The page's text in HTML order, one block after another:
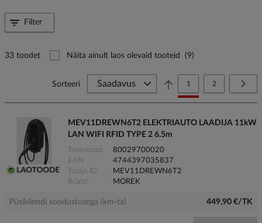
33 toodet Näita ainult laos olevaid tooteid (9)
PageYou're currently reading
1 Page
2
Sorteeri
MEV11DREWN6T2 ELEKTRIAUTO LAADIJA 11kW
LAN WIFI RFID TYPE 2 6.5m
Tootekood
80029700020
EAN
4744397035837
Tootja ID
MEV11DREWN6T2
Bränd
MOREK
Püsikliendi soodustusega (km-ta) 449,90 €/TK
Filter